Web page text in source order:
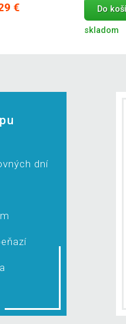
€ Do
skladom
dní